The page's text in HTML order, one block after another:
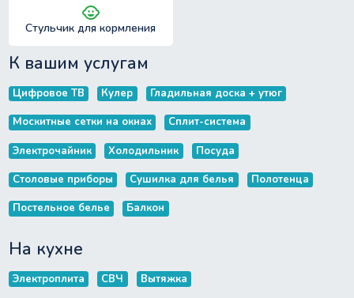
child_care
Стульчик для кормления
К вашим услугам
Цифровое ТВ Кулер Гладильная доска + утюг
Москитные сетки на окнах Сплит-система
Электрочайник Холодильник Посуда
Столовые приборы Сушилка для белья Полотенца
Постельное белье Балкон
На кухне
Электроплита СВЧ Вытяжка